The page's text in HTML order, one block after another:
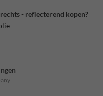
- reflecterend kopen?